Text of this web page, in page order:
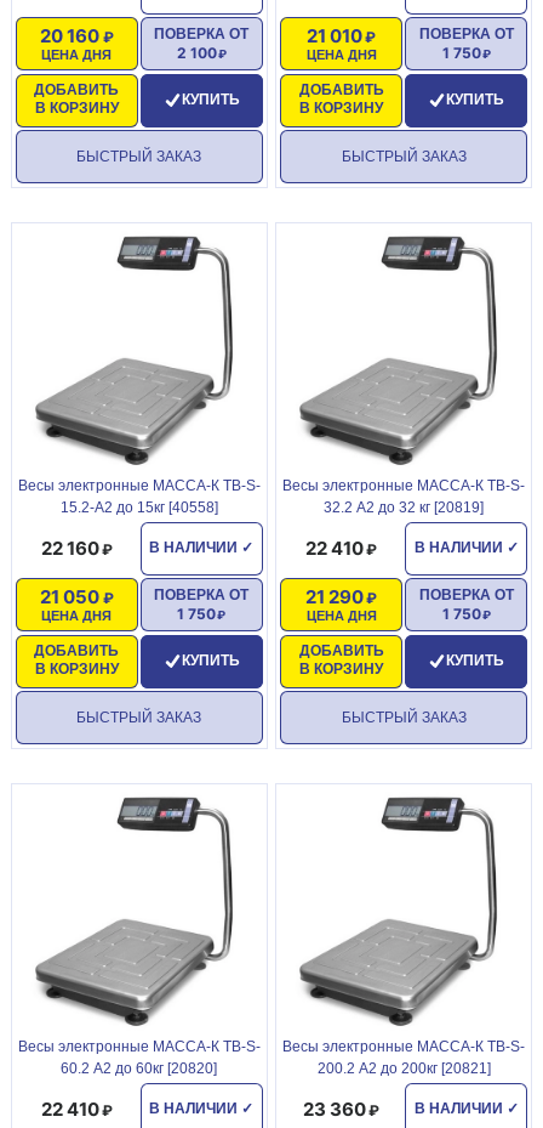
ЦЕНА ДНЯ
20 160
ДОБАВИТЬ
В КОРЗИНУ
ПОВЕРКА ОТ
2 100
КУПИТЬ
БЫСТРЫЙ ЗАКАЗ
ЦЕНА ДНЯ
21 010
ДОБАВИТЬ
В КОРЗИНУ
ПОВЕРКА ОТ
1 750
КУПИТЬ
БЫСТРЫЙ ЗАКАЗ
Becы элeктpонные МАССА-К ТВ-S-
15.2-А2 до 15кг [40558]
В НАЛИЧИИ ✓
22 160
ЦЕНА ДНЯ
21 050
ДОБАВИТЬ
В КОРЗИНУ
ПОВЕРКА ОТ
1 750
КУПИТЬ
БЫСТРЫЙ ЗАКАЗ
Becы элeктpонные МАССА-К ТВ-S-
32.2 А2 до 32 кг [20819]
В НАЛИЧИИ ✓
22 410
ЦЕНА ДНЯ
21 290
ДОБАВИТЬ
В КОРЗИНУ
ПОВЕРКА ОТ
1 750
КУПИТЬ
БЫСТРЫЙ ЗАКАЗ
Becы элeктpонные МАССА-К ТВ-S-
60.2 А2 до 60кг [20820]
В НАЛИЧИИ ✓
22 410
Becы элeктpонные МАССА-К ТВ-S-
200.2 А2 до 200кг [20821]
В НАЛИЧИИ ✓
23 360